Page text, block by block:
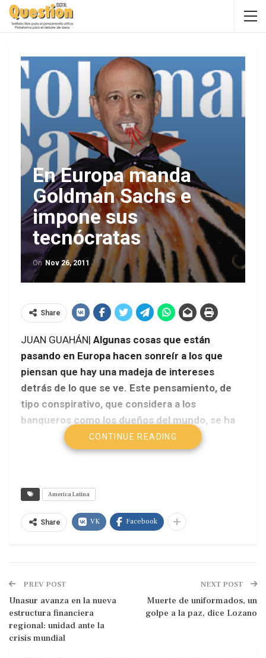
En Europa manda
Goldman Sachs e
impone sus
tecnócratas
On Nov 26, 2011
Share
JUAN GUAHÁN| Algunas cosas que están
pasando en Europa hacen sonreír a los que
piensan que hay una madeja de intereses
detrás de lo que se ve. Este pensamiento, de
tipo conspirativo, que considera a los
banqueros como los dueños del mundo, se ha
visto fortalecido con algunos acontecimientos
que tuvieron por escenario a la Europa de
funcionarios de Goldman Sachs, una entidad
financiera estadounidense. Question
Latinoamérica
CONTINUE READING
America Latina
Share VK Facebook
PREV POST
Unasur avanza en la nueva
estructura financiera
regional: unidad ante la
crisis mundial
NEXT POST
Muerte de uniformados, un
golpe a la paz, dice Lozano